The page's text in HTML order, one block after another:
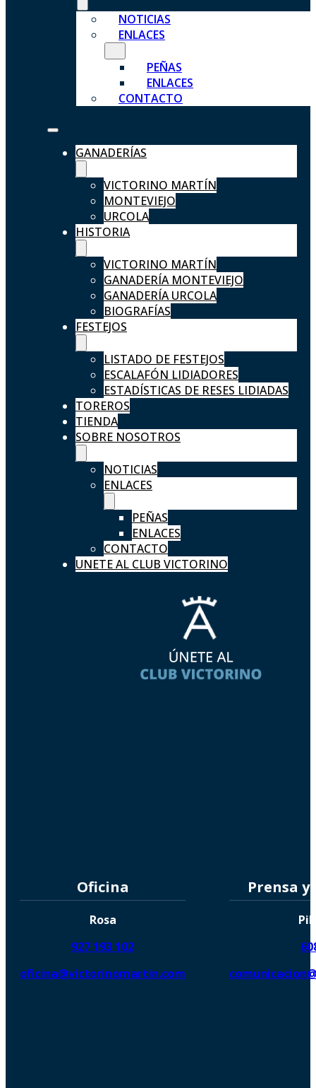
NOTICIAS
ENLACES
PEÑAS
ENLACES
CONTACTO
GANADERÍAS
VICTORINO MARTÍN
MONTEVIEJO
URCOLA
HISTORIA
VICTORINO MARTÍN
GANADERÍA MONTEVIEJO
GANADERÍA URCOLA
BIOGRAFÍAS
FESTEJOS
LISTADO DE FESTEJOS
ESCALAFÓN LIDIADORES
ESTADÍSTICAS DE RESES LIDIADAS
TOREROS
TIENDA
SOBRE NOSOTROS
NOTICIAS
ENLACES
PEÑAS
ENLACES
CONTACTO
UNETE AL CLUB VICTORINO
Oficina
Rosa
927 193 102
oficina@victorinomartin.com
Prensa